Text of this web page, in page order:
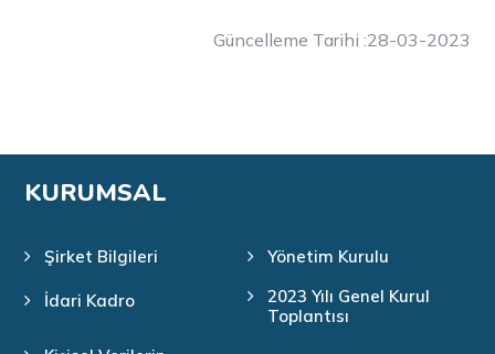
Güncelleme Tarihi :28-03-2023
KURUMSAL
Şirket Bilgileri Yönetim Kurulu
İdari Kadro
2023 Yılı Genel Kurul
Toplantısı